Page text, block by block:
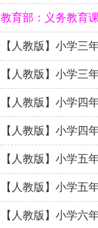
教育部：义务教育
【人教版】小学三
【人教版】小学三
【人教版】小学四
【人教版】小学四
【人教版】小学五
【人教版】小学五
【人教版】小学六